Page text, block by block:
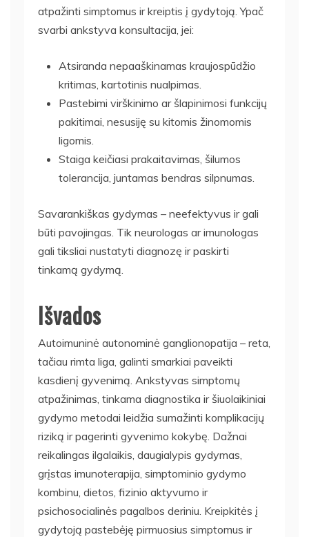
atpažinti simptomus ir kreiptis į gydytoją. Ypač
svarbi ankstyva konsultacija, jei:
Atsiranda nepaaškinamas kraujospūdžio
kritimas, kartotinis nualpimas.
Pastebimi virškinimo ar šlapinimosi funkcijų
pakitimai, nesusiję su kitomis žinomomis
ligomis.
Staiga keičiasi prakaitavimas, šilumos
tolerancija, juntamas bendras silpnumas.
Savarankiškas gydymas – neefektyvus ir gali
būti pavojingas. Tik neurologas ar imunologas
gali tiksliai nustatyti diagnozę ir paskirti
tinkamą gydymą.
Išvados
Autoimuninė autonominė ganglionopatija – reta,
tačiau rimta liga, galinti smarkiai paveikti
kasdienį gyvenimą. Ankstyvas simptomų
atpažinimas, tinkama diagnostika ir šiuolaikiniai
gydymo metodai leidžia sumažinti komplikacijų
riziką ir pagerinti gyvenimo kokybę. Dažnai
reikalingas ilgalaikis, daugialypis gydymas,
grįstas imunoterapija, simptominio gydymo
kombinu, dietos, fizinio aktyvumo ir
psichosocialinės pagalbos deriniu. Kreipkitės į
gydytoją pastebėję pirmuosius simptomus ir